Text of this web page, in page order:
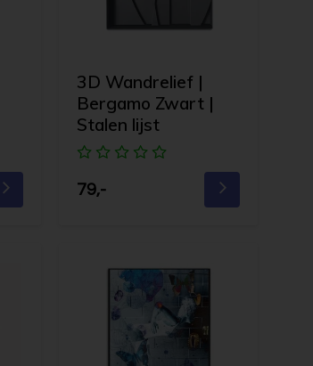
3D Wandrelief |
Bergamo Zwart |
Stalen lijst
79,-